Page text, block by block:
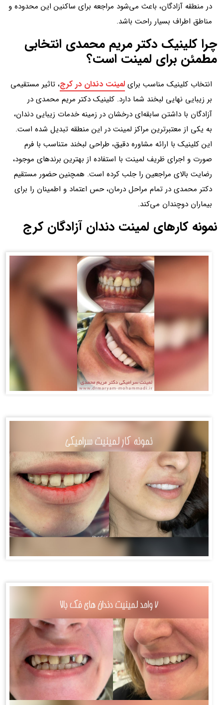
در منطقه آزادگان، باعث می‌شود مراجعه برای ساکنین این محدوده و
مناطق اطراف بسیار راحت باشد.
چرا کلینیک دکتر مریم محمدی انتخابی
مطمئن برای لمینت است؟
انتخاب کلینیک مناسب برای لمینت دندان در کرج، تاثیر مستقیمی
بر زیبایی نهایی لبخند شما دارد. کلینیک دکتر مریم محمدی در
آزادگان با داشتن سابقه‌ای درخشان در زمینه خدمات زیبایی دندان،
به یکی از معتبرترین مراکز لمینت در این منطقه تبدیل شده است.
این کلینیک با ارائه مشاوره دقیق، طراحی لبخند متناسب با فرم
صورت و اجرای ظریف لمینت با استفاده از بهترین برندهای موجود،
رضایت بالای مراجعین را جلب کرده است. همچنین حضور مستقیم
دکتر محمدی در تمام مراحل درمان، حس اعتماد و اطمینان را برای
بیماران دوچندان می‌کند.
نمونه کارهای لمینت دندان آزادگان کرج